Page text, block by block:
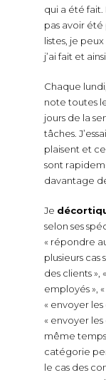
qui a été fait.
pas avoir
listes, je
j’ai fait et
Chaque
note toutes
jours de la
tâches.
plaisent et
sont
davantage
Je
selon ses
« répondre
plusieurs cas
des clients »,
employés »,
« envoyer
« envoyer les
même
catégorie
le cas des